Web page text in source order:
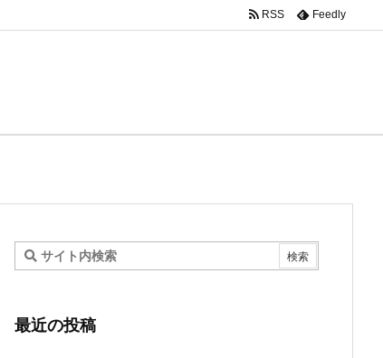
RSS Feedly
最近の投稿